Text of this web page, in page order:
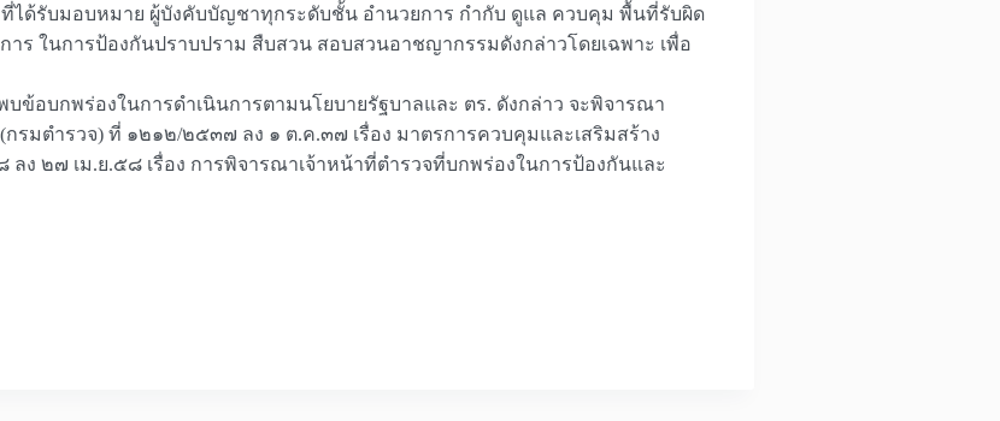
ได้รับมอบหมาย ผู้บังคับบัญชาทุกระดับชั้น อำนวยการ กำกับ ดูแล ควบคุม พื้นที่รับผิด
ในการป้องกันปราบปราม สืบสวน สอบสวนอาชญากรรมดังกล่าวโดยเฉพาะ เพื่อ
ข้อบกพร่องในการดำเนินการตามนโยบายรัฐบาลและ ตร. ดังกล่าว จะพิจารณา
รมตำรวจ) ที่ ๑๒๑๒/๒๕๓๗ ลง ๑ ต.ค.๓๗ เรื่อง มาตรการควบคุมและเสริมสร้าง
๒๗ เม.ย.๕๘ เรื่อง การพิจารณาเจ้าหน้าที่ตำรวจที่บกพร่องในการป้องกันและ